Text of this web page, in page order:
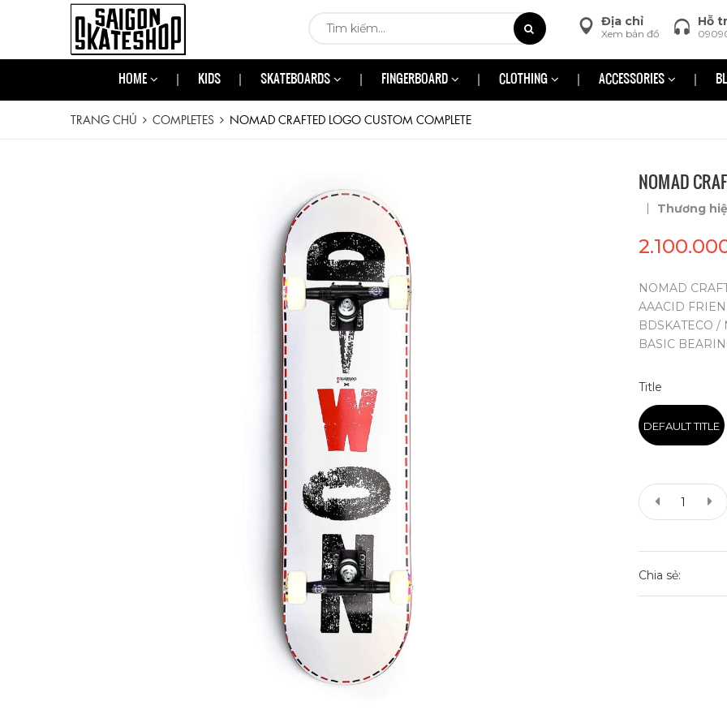
Hỗ
Địa chỉ
Xem bản đồ
HOME KIDS SKATEBOARDS FINGERBOARD CLOTHING ACCESSORIES
TRANG CHỦ COMPLETES NOMAD CRAFTED LOGO CUSTOM COMPLETE
NOMAD
| Thương
NOMAD
AAACID
BDSKATECO /
BASIC
Title
DEFAULT TITLE
Chia sẻ: